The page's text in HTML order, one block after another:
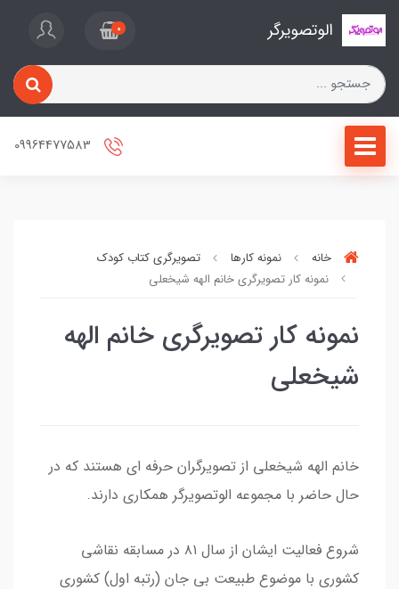
الوتصویرگر 0
خانه نمونه کارها
تصویرگری کتاب کودک
نمونه کار تصویرگری خانم الهه شیخعلی
نمونه کار تصویرگری خانم الهه
شیخعلی
خانم الهه شیخعلی از تصویرگران حرفه ای هستند که در
حال حاضر با مجموعه الوتصویرگر همکاری دارند.
شروع فعالیت ایشان از سال ۸۱ در مسابقه نقاشی
کشوری با موضوع طبیعت بی جان (رتبه اول) کشوری